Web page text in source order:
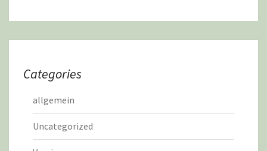
Categories
allgemein
Uncategorized